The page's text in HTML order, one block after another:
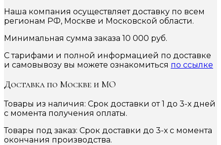
Наша компания осуществляет доставку по всем
регионам РФ, Москве и Московской области.
Минимальная сумма заказа 10 000 руб.
С тарифами и полной информацией по доставке
и самовывозу вы можете ознакомиться по ссылке
Доставка по Москве и МО
Товары из наличия: Срок доставки от 1 до 3-х дней
с момента получения оплаты.
Товары под заказ: Срок доставки до 3-х с момента
окончания производства.